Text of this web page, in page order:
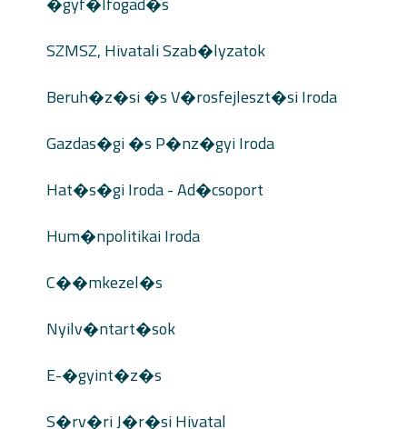
SZMSZ, Hivatali Szab�lyzatok
Beruh�z�si �s V�rosfejleszt�si Iroda
Gazdas�gi �s P�nz�gyi Iroda
Hat�s�gi Iroda - Ad�csoport
Hum�npolitikai Iroda
C��mkezel�s
Nyilv�ntart�sok
E-�gyint�z�s
S�rv�ri J�r�si Hivatal